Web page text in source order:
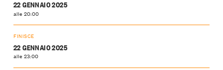
22 GENNAIO 2025
alle 20:00
FINISCE
22 GENNAIO 2025
alle 23:00